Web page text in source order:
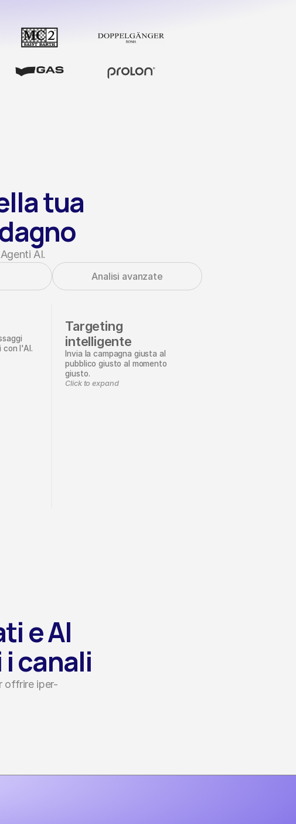
tua
AI.
Analisi avanzate
con l'AI.
Targeting
intelligente
Invia la campagna giusta al
pubblico giusto al momento
giusto.
Click to expand
e AI
canali
offrire iper-